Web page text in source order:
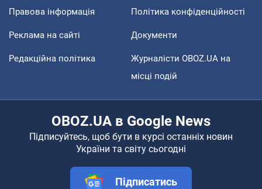
Правова інформація Політика конфіденційності
Реклама на сайті Документи
Редакційна політика
Журналісти OBOZ.UA на
місці подій
OBOZ.UA в Google News
Підписуйтесь, щоб бути в курсі останніх новин
України та світу сьогодні
Підписатись